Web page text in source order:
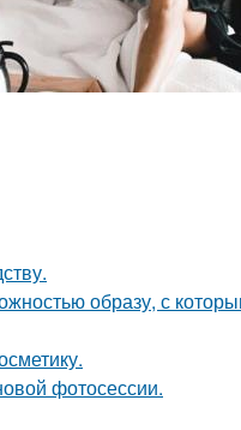
образу, с
фотосессии.